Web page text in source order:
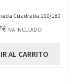
Cuadrada 100/180
€ IVA INCLUIDO
AL CARRITO